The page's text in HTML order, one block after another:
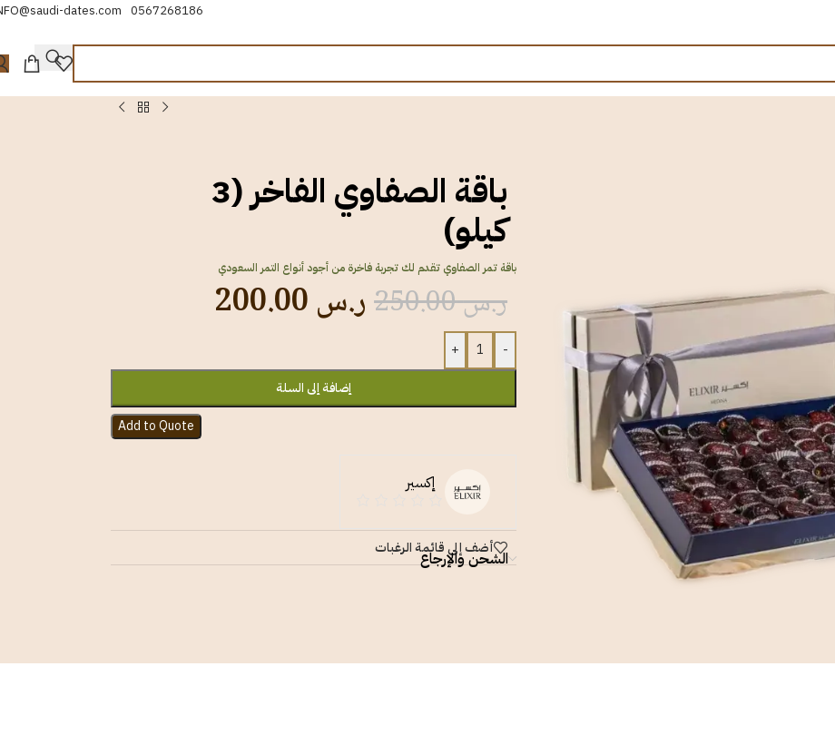
0567268186
dates.com
باقة الصفاوي الفاخر (3
كيلو)
باقة تمر الصفاوي تقدم لك تجربة فاخرة من أجود أنواع التمر السعودي
ر.س250.00 ر.س
-
+
إضافة إلى السلة
Add to Quote
إكسير
أضف إلى قائمة الرغبات
الشحن والإرجاع